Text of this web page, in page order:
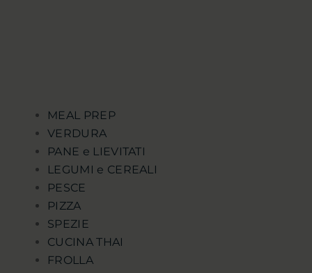
MEAL PREP
VERDURA
PANE e LIEVITATI
LEGUMI e CEREALI
PESCE
PIZZA
SPEZIE
CUCINA THAI
FROLLA